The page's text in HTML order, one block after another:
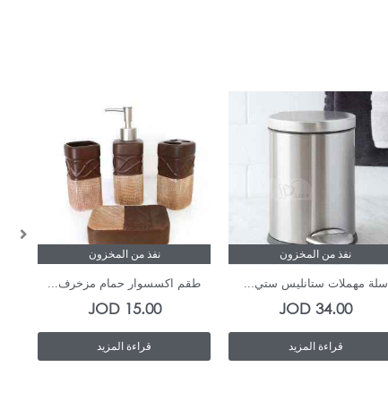
نفذ من المخزون
سلة مهملات ستانليس ستي...
34.00
JOD
قراءة المزيد
نفذ من المخزون
طقم اكسسوار حمام مزخرف...
15.00
JOD
قراءة المزيد